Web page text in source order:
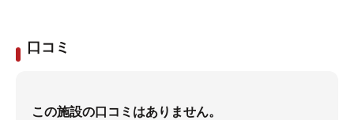
口コミ
この施設の口コミはありません。